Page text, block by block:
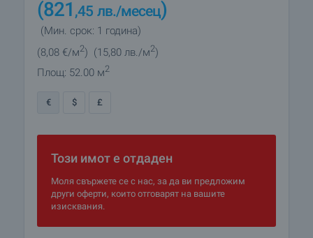
(821 ,45 лв./месец)
(Мин. срок: 1 година)
(8,08 €/м2) (15,80 лв./м2)
Площ: 52.00 м2
€ $ £
Този имот е отдаден
Моля свържете се с нас, за да ви предложим
други оферти, които отговарят на вашите
изисквания.